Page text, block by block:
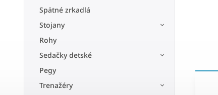
Spätné zrkadlá
Stojany
Rohy
Sedačky detské
Pegy
Trenažéry